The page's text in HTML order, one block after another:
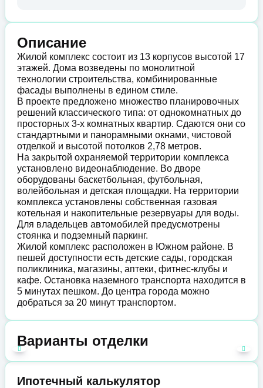
Описание
Жилой комплекс состоит из 13 корпусов высотой 17
этажей. Дома возведены по монолитной
технологии строительства, комбинированные
фасады выполнены в едином стиле.
В проекте предложено множество планировочных
решений классического типа: от однокомнатных до
просторных 3-х комнатных квартир. Сдаются они со
стандартными и панорамными окнами, чистовой
отделкой и высотой потолков 2,78 метров.
На закрытой охраняемой территории комплекса
установлено видеонаблюдение. Во дворе
оборудованы баскетбольная, футбольная,
волейбольная и детская площадки. На территории
комплекса установлены собственная газовая
котельная и накопительные резервуары для воды.
Для владельцев автомобилей предусмотрены
стоянка и подземный паркинг.
Жилой комплекс расположен в Южном районе. В
пешей доступности есть детские сады, городская
поликлиника, магазины, аптеки, фитнес-клубы и
кафе. Остановка наземного транспорта находится в
5 минутах пешком. До центра города можно
добраться за 20 минут транспортом.
Варианты отделки
Ипотечный калькулятор